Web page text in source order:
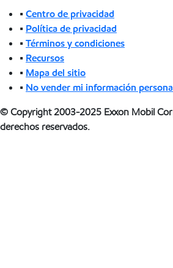
•Centro de privacidad
• Política de privacidad
•Términos y condiciones
• Recursos
• Mapa del sitio
• No vender mi información
© Copyright 2003-2025 Exxon Mobil
derechos reservados.